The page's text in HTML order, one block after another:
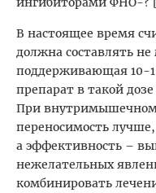
В настоящее время
должна составлять
поддерживающая 10-
препарат в такой
При внутримышечном
переносимость
а эффективность –
нежелательных
комбинировать